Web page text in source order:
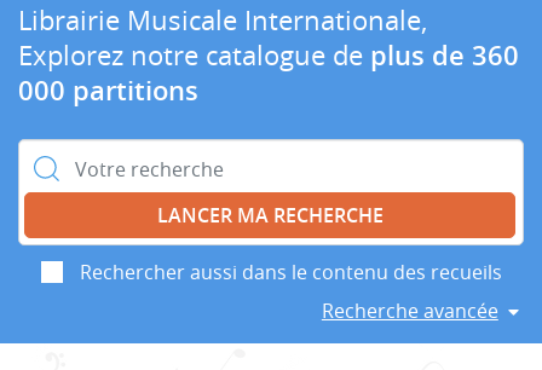
Librairie Musicale Internationale,
Explorez notre catalogue de plus de 360
000 partitions
Rechercher :
Rechercher aussi dans le contenu des recueils
Recherche avancée